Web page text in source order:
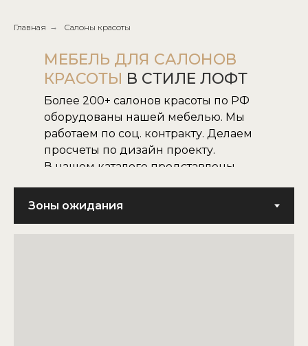
Главная → Салоны красоты
МЕБЕЛЬ ДЛЯ САЛОНОВ
КРАСОТЫ В СТИЛЕ ЛОФТ
Более 200+ салонов красоты по РФ
оборудованы нашей мебелью. Мы
работаем по соц. контракту. Делаем
просчеты по дизайн проекту.
В нашем каталоге представлены